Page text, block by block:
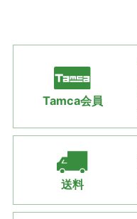
Tamca会員
送料